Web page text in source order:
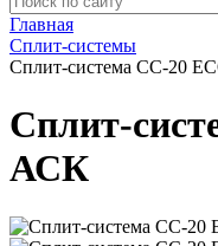
Главная
Сплит-системы
Сплит-система СС-20
Сплит-
АСК